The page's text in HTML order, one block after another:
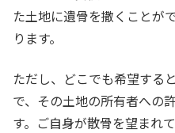
た土地に遺骨を撒くことが
ります。
ただし、どこでも希望する
で、その土地の所有者への
す。ご自身が散骨を望まれ